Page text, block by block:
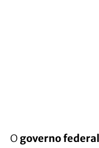
O governo federal